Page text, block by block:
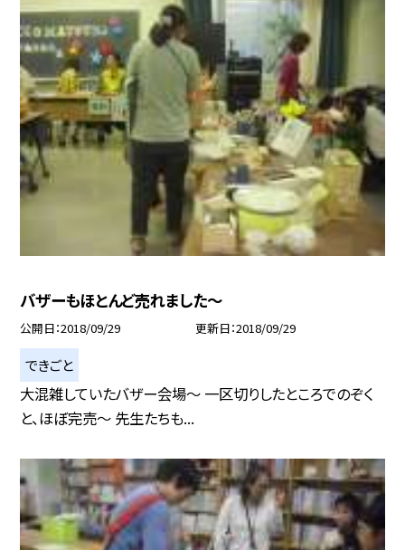
バザーもほとんど売れました〜
公開日 2018/09/29 更新日 2018/09/29
できごと
大混雑していたバザー会場〜 一区切りしたところでのぞく
と、ほぼ完売〜 先生たちも...